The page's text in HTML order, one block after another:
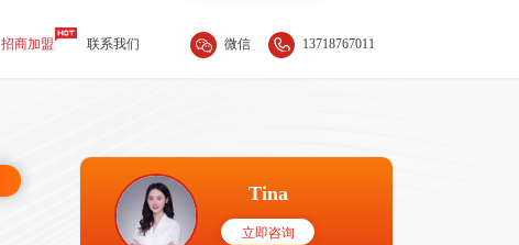
招商加盟 联系我们 微信 13718767011
Tina
立即咨询